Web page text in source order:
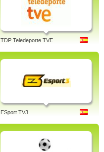
TDP Teledeporte TVE
ESport TV3